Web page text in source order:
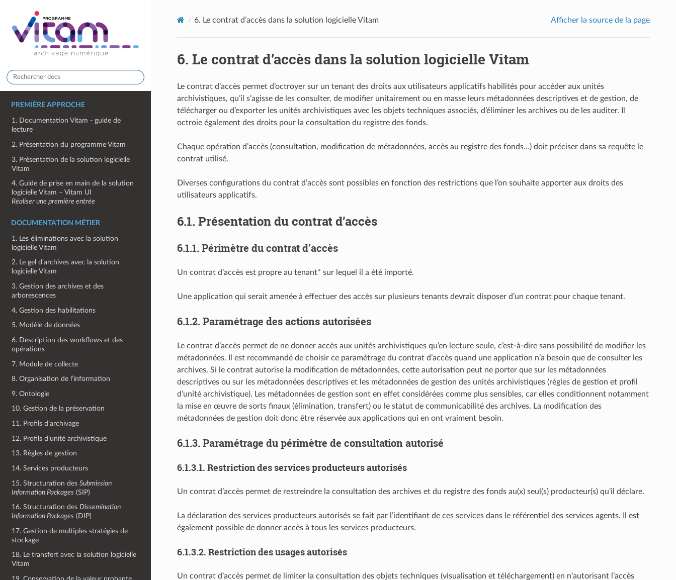
PREMIÈRE APPROCHE
1. Documentation Vitam - guide de
lecture
2. Présentation du programme Vitam
3. Présentation de la solution logicielle
Vitam
4. Guide de prise en main de la solution
logicielle Vitam – Vitam UI
Réaliser une première entrée
DOCUMENTATION MÉTIER
1. Les éliminations avec la solution
logicielle Vitam
2. Le gel d’archives avec la solution
logicielle Vitam
3. Gestion des archives et des
arborescences
4. Gestion des habilitations
5. Modèle de données
6. Description des workflows et des
opérations
7. Module de collecte
8. Organisation de l’information
9. Ontologie
10. Gestion de la préservation
11. Profils d’archivage
12. Profils d’unité archivistique
13. Règles de gestion
14. Services producteurs
15. Structuration desSubmission
Information Packages (SIP)
16. Structuration desDissemination
Information Packages (DIP)
17. Gestion de multiples stratégies de
stockage
18. Le transfert avec la solution logicielle
Vitam
6. Le contrat d’accès dans la solution logicielle Vitam Afficher la source de la page
6. Le contrat d’accès dans la solution logicielle Vitam
Le contrat d’accès permet d’octroyer sur un tenant des droits aux utilisateurs applicatifs habilités pour accéder aux unités
archivistiques, qu’il s’agisse de les consulter, de modifier unitairement ou en masse leurs métadonnées descriptives et de gestion, de
télécharger ou d’exporter les unités archivistiques avec les objets techniques associés, d’éliminer les archives ou de les auditer. Il
octroie également des droits pour la consultation du registre des fonds.
Chaque opération d’accès (consultation, modification de métadonnées, accès au registre des fonds…) doit préciser dans sa requête le
contrat utilisé.
Diverses configurations du contrat d’accès sont possibles en fonction des restrictions que l’on souhaite apporter aux droits des
utilisateurs applicatifs.
6.1. Présentation du contrat d’accès
6.1.1. Périmètre du contrat d’accès
Un contrat d’accès est propre au tenant* sur lequel il a été importé.
Une application qui serait amenée à effectuer des accès sur plusieurs tenants devrait disposer d’un contrat pour chaque tenant.
6.1.2. Paramétrage des actions autorisées
Le contrat d’accès permet de ne donner accès aux unités archivistiques qu’en lecture seule, c’est-à-dire sans possibilité de modifier les
métadonnées. Il est recommandé de choisir ce paramétrage du contrat d’accès quand une application n’a besoin que de consulter les
archives. Si le contrat autorise la modification de métadonnées, cette autorisation peut ne porter que sur les métadonnées
descriptives ou sur les métadonnées descriptives et les métadonnées de gestion des unités archivistiques (règles de gestion et profil
d’unité archivistique). Les métadonnées de gestion sont en effet considérées comme plus sensibles, car elles conditionnent notamment
la mise en œuvre de sorts finaux (élimination, transfert) ou le statut de communicabilité des archives. La modification des
métadonnées de gestion doit donc être réservée aux applications qui en ont vraiment besoin.
6.1.3. Paramétrage du périmètre de consultation autorisé
6.1.3.1. Restriction des services producteurs autorisés
Un contrat d’accès permet de restreindre la consultation des archives et du registre des fonds au(x) seul(s) producteur(s) qu’il déclare.
La déclaration des services producteurs autorisés se fait par l’identifiant de ces services dans le référentiel des services agents. Il est
également possible de donner accès à tous les services producteurs.
6.1.3.2. Restriction des usages autorisés
Un contrat d’accès permet de limiter la consultation des objets techniques (visualisation et téléchargement) en n’autorisant l’accès